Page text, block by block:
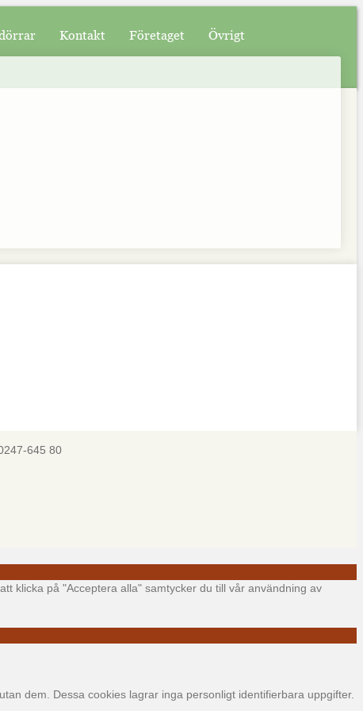
Kontakt Företaget Övrigt
645 80
klicka på "Acceptera alla" samtycker du till vår användning av
dem. Dessa cookies lagrar inga personligt identifierbara uppgifter.